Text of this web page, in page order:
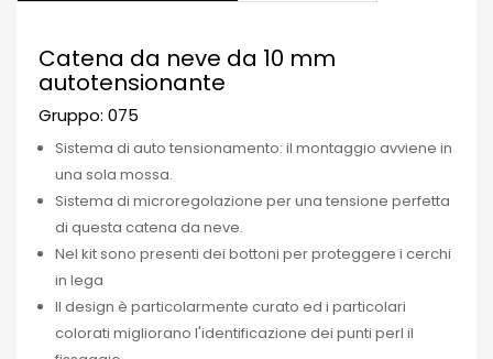
Catena da neve da 10 mm
autotensionante
Gruppo: 075
Sistema di auto tensionamento: il montaggio avviene in
una sola mossa.
Sistema di microregolazione per una tensione perfetta
di questa catena da neve.
Nel kit sono presenti dei bottoni per proteggere i cerchi
in lega
Il design è particolarmente curato ed i particolari
colorati migliorano l'identificazione dei punti perl il